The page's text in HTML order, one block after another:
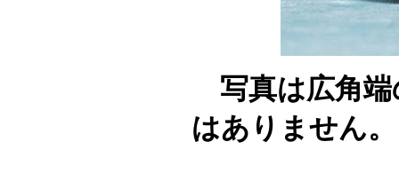
写真は広角端
はありません。